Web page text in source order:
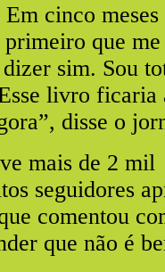
cinco meses
que
sim. Sou
livro
disse o
mais de 2 mil
seguidores
comentou
que não é